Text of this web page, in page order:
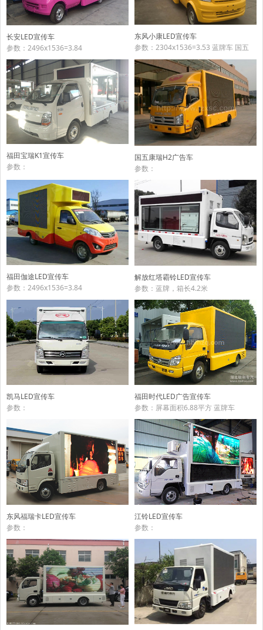
长安LED宣传车
参数：2496x1536=3.84
东风小康LED宣传车
参数：2304x1536=3.53 蓝牌车 国五
福田宝瑞K1宣传车
参数：
国五康瑞H2广告车
参数：
福田伽途LED宣传车
参数：2496x1536=3.84
解放红塔霸铃LED宣传车
参数：蓝牌，箱长4.2米
凯马LED宣传车
参数：
福田时代LED广告宣传车
参数：屏幕面积6.88平方 蓝牌车
东风福瑞卡LED宣传车
参数：
江铃LED宣传车
参数：